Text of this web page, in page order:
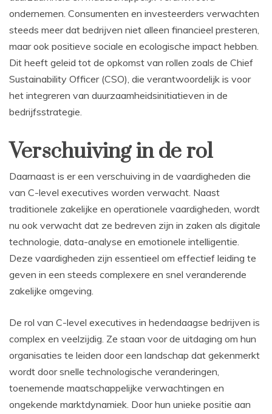
ondernemen. Consumenten en investeerders verwachten
steeds meer dat bedrijven niet alleen financieel presteren,
maar ook positieve sociale en ecologische impact hebben.
Dit heeft geleid tot de opkomst van rollen zoals de Chief
Sustainability Officer (CSO), die verantwoordelijk is voor
het integreren van duurzaamheidsinitiatieven in de
bedrijfsstrategie.
Verschuiving in de rol
Daarnaast is er een verschuiving in de vaardigheden die
van C-level executives worden verwacht. Naast
traditionele zakelijke en operationele vaardigheden, wordt
nu ook verwacht dat ze bedreven zijn in zaken als digitale
technologie, data-analyse en emotionele intelligentie.
Deze vaardigheden zijn essentieel om effectief leiding te
geven in een steeds complexere en snel veranderende
zakelijke omgeving.
De rol van C-level executives in hedendaagse bedrijven is
complex en veelzijdig. Ze staan voor de uitdaging om hun
organisaties te leiden door een landschap dat gekenmerkt
wordt door snelle technologische veranderingen,
toenemende maatschappelijke verwachtingen en
ongekende marktdynamiek. Door hun unieke positie aan